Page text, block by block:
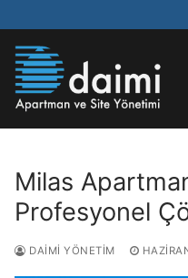
Milas
Profesyonel
DAIMI YÖNETIM